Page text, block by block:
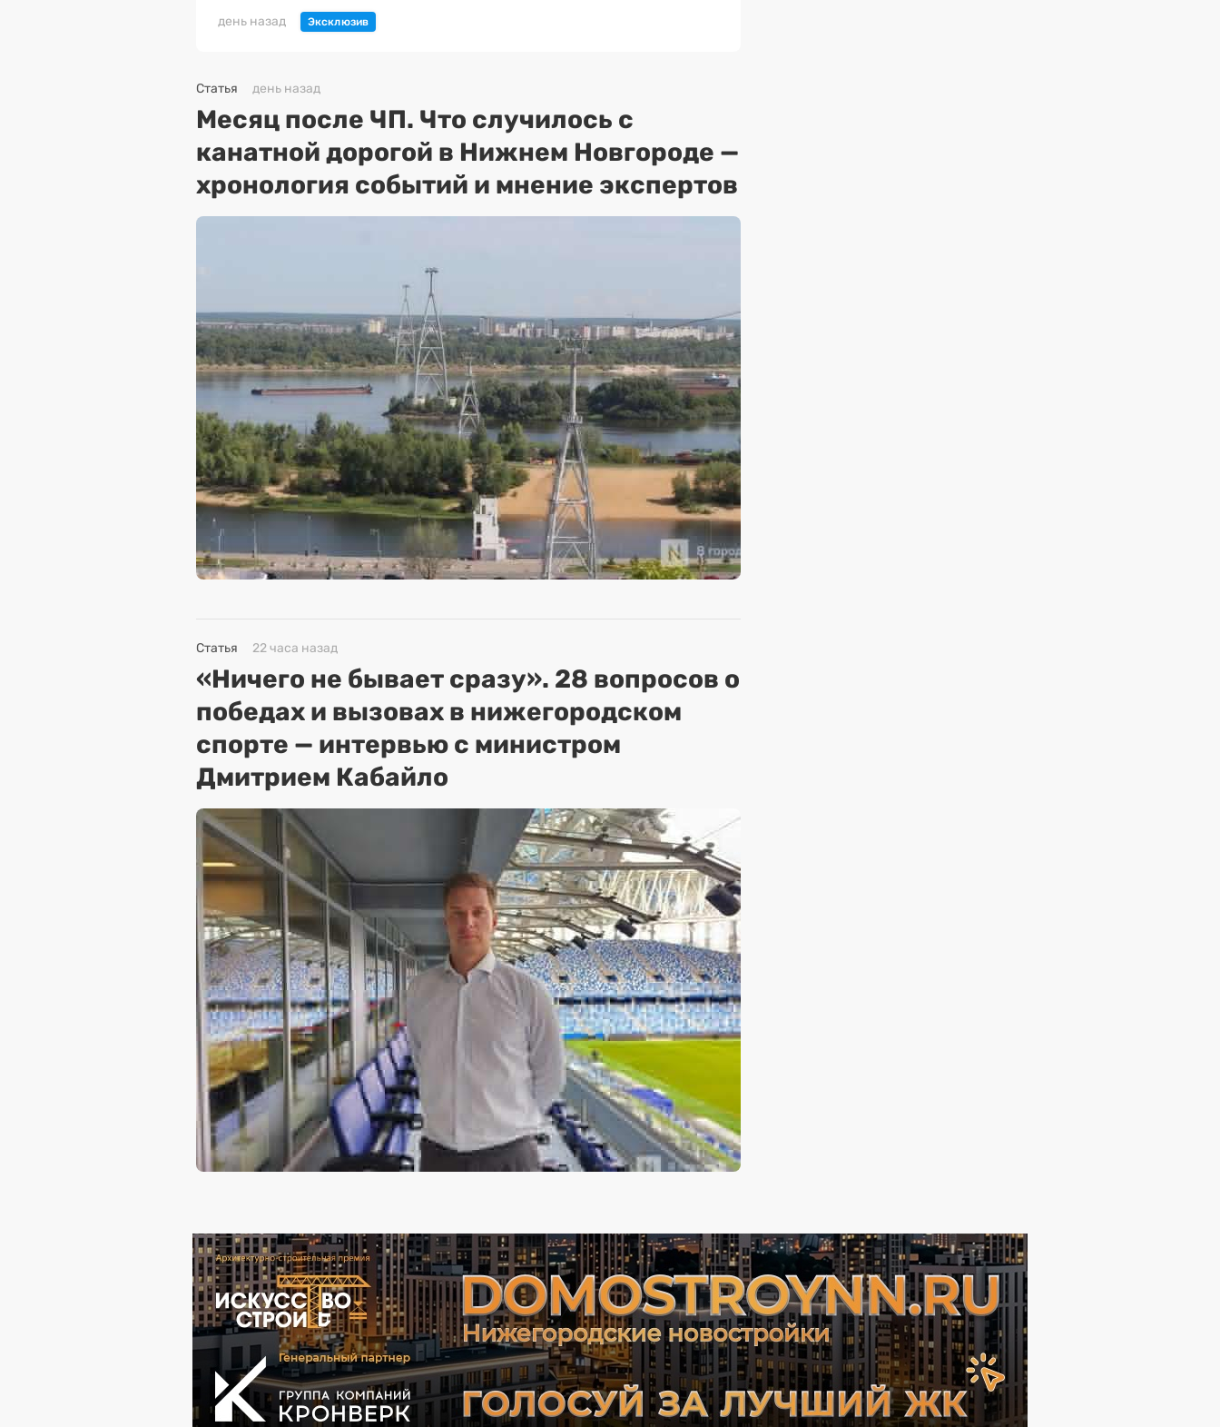
день назад
Статья день назад
Месяц после ЧП. Что случилось с
канатной дорогой в Нижнем Новгороде —
хронология событий и мнение экспертов
Статья 22 часа назад
«Ничего не бывает сразу». 28 вопросов о
победах и вызовах в нижегородском
спорте — интервью с министром
Дмитрием Кабайло